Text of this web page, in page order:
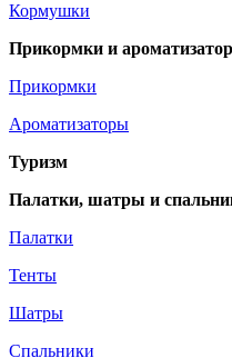
Кормушки
Прикормки и
Прикормки
Ароматизаторы
Туризм
Палатки, шатры и
Палатки
Тенты
Шатры
Спальники